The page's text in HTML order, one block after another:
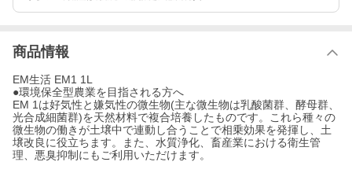
商品情報
EM生活 EM1 1L
●環境保全型農業を目指される方へ
EM 1は好気性と嫌気性の微生物(主な微生物は乳酸菌群、酵母群、
光合成細菌群)を天然材料で複合培養したものです。これら種々の
微生物の働きが土壌中で連動し合うことで相乗効果を発揮し、土
壌改良に役立ちます。また、水質浄化、畜産業における衛生管
理、悪臭抑制にもご利用いただけます。